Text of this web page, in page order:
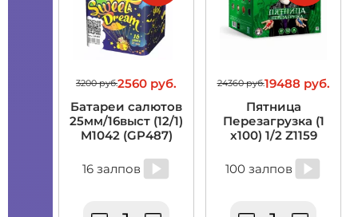
3200 руб.2560 руб.
Батареи салютов
25мм/16выст (12/1)
M1042 (GP487)
16 залпов
24360 руб.19488 руб.
Пятница
Перезагрузка (1
x100) 1/2 Z1159
100 залпов